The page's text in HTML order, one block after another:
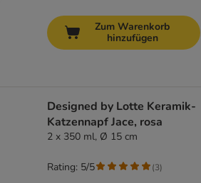
Zum Warenkorb
hinzufügen
Designed by Lotte Keramik-
Katzennapf Jace, rosa
2 x 350 ml, Ø 15 cm
Rating: 5/5 (3)